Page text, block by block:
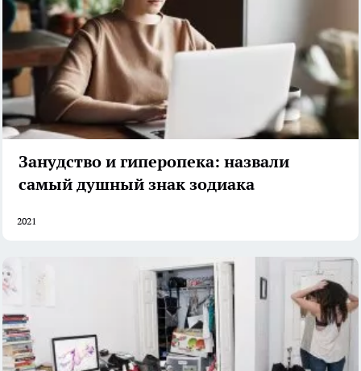
Занудство и гиперопека: назвали
самый душный знак зодиака
2021